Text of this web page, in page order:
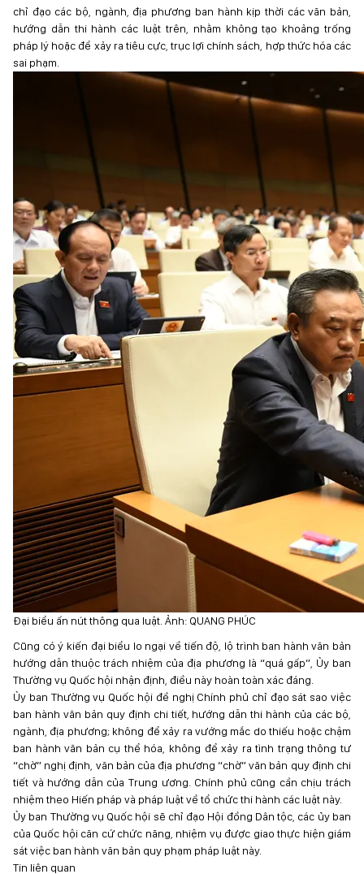
chỉ đạo các bộ, ngành, địa phương ban hành kịp thời các văn bản,
hướng dẫn thi hành các luật trên, nhằm không tạo khoảng trống
pháp lý hoặc để xảy ra tiêu cực, trục lợi chính sách, hợp thức hóa các
sai phạm.
Đại biểu ấn nút thông qua luật. Ảnh: QUANG PHÚC
Cũng có ý kiến đại biểu lo ngại về tiến độ, lộ trình ban hành văn bản
hướng dẫn thuộc trách nhiệm của địa phương là “quá gấp”, Ủy ban
Thường vụ Quốc hội nhận định, điều này hoàn toàn xác đáng.
Ủy ban Thường vụ Quốc hội đề nghị Chính phủ chỉ đạo sát sao việc
ban hành văn bản quy định chi tiết, hướng dẫn thi hành của các bộ,
ngành, địa phương; không để xảy ra vướng mắc do thiếu hoặc chậm
ban hành văn bản cụ thể hóa, không để xảy ra tình trạng thông tư
“chờ” nghị định, văn bản của địa phương “chờ” văn bản quy định chi
tiết và hướng dẫn của Trung ương. Chính phủ cũng cần chịu trách
nhiệm theo Hiến pháp và pháp luật về tổ chức thi hành các luật này.
Ủy ban Thường vụ Quốc hội sẽ chỉ đạo Hội đồng Dân tộc, các ủy ban
của Quốc hội căn cứ chức năng, nhiệm vụ được giao thực hiện giám
sát việc ban hành văn bản quy phạm pháp luật này.
Tin liên quan